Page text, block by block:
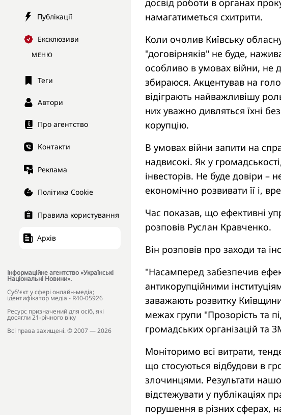
Публікації
Ексклюзиви
МЕНЮ
Теги
Автори
Про агентство
Контакти
Реклама
Політика Cookie
Правила користування
Архів
Інформаційне агентство «Українські
Національні Новини».
Cуб'єкт у сфері онлайн-медіа;
ідентифікатор медіа - R40-05926
Ресурс призначений для осіб, які
досягли 21-річного віку
Всі права захищені. © 2007 — 2026
досвід роботи в органах
намагатиметься схитрити.
Коли очолив Київську
"договірняків" не буде,
особливо в умовах війни, не
збираюся. Акцентував на
відіграють найважливішу
них уважно дивляться їхні
корупцію.
В умовах війни запити на
надвисокі. Як у
інвесторів. Не буде довіри –
економічно розвивати її і,
Час показав, що ефективні
розповів Руслан Кравченко.
Він розповів про заходи та
"Насамперед забезпечив
антикорупційними
заважають розвитку
межах групи "Прозорість та
громадських організацій та
Моніторимо всі витрати,
що стосуються відбудови в
злочинцями. Результати
відстежувати у публікаціях
порушення в різних сферах,